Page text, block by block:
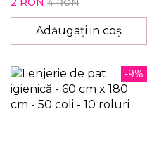
Adăugați in coș
-9%